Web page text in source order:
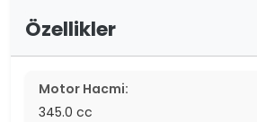
Özellikler
Motor Hacmi:
345.0 cc